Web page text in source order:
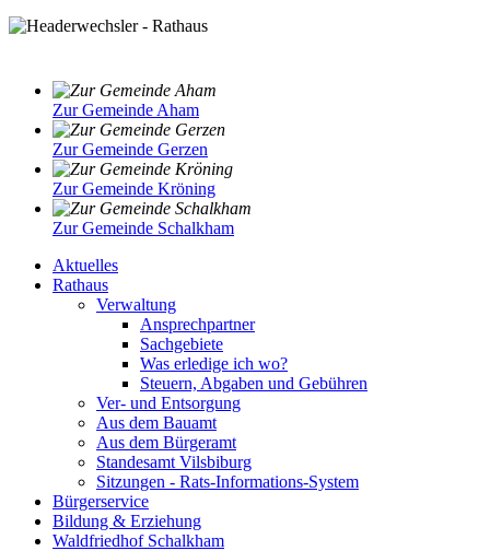
Zur Gemeinde Aham
Zur Gemeinde Gerzen
Zur Gemeinde Kröning
Zur Gemeinde Schalkham
Aktuelles
Rathaus
Verwaltung
Ansprechpartner
Sachgebiete
Was erledige ich wo?
Steuern, Abgaben und Gebühren
Ver- und Entsorgung
Aus dem Bauamt
Aus dem Bürgeramt
Standesamt Vilsbiburg
Sitzungen - Rats-Informations-System
Bürgerservice
Bildung & Erziehung
Waldfriedhof Schalkham